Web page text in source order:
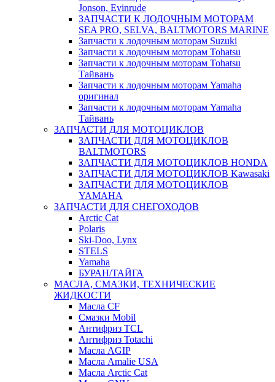
Jonson, Evinrude
ЗАПЧАСТИ К ЛОДОЧНЫМ МОТОРАМ
SEA PRO, SELVA, BALTMOTORS MARINE
Запчасти к лодочным моторам Suzuki
Запчасти к лодочным моторам Tohatsu
Запчасти к лодочным моторам Tohatsu
Тайвань
Запчасти к лодочным моторам Yamaha
оригинал
Запчасти к лодочным моторам Yamaha
Тайвань
ЗАПЧАСТИ ДЛЯ МОТОЦИКЛОВ
ЗАПЧАСТИ ДЛЯ МОТОЦИКЛОВ
BALTMOTORS
ЗАПЧАСТИ ДЛЯ МОТОЦИКЛОВ HONDA
ЗАПЧАСТИ ДЛЯ МОТОЦИКЛОВ Kawasaki
ЗАПЧАСТИ ДЛЯ МОТОЦИКЛОВ
YAMAHA
ЗАПЧАСТИ ДЛЯ СНЕГОХОДОВ
Arctic Cat
Polaris
Ski-Doo, Lynx
STELS
Yamaha
БУРАН/ТАЙГА
МАСЛА, СМАЗКИ, ТЕХНИЧЕСКИЕ
ЖИДКОСТИ
Масла CF
Смазки Mobil
Антифриз TCL
Антифриз Totachi
Масла AGIP
Масла Amalie USA
Масла Arctic Cat